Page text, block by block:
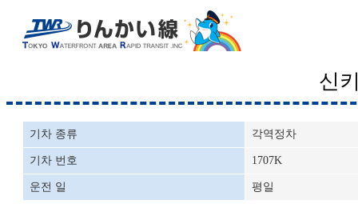
신
기차 종류 각역정차
기차 번호 1707K
운전 일 평일